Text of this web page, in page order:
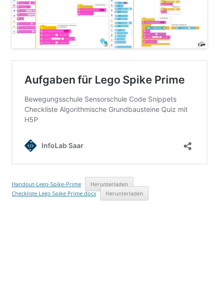
Handout-Lego-Spike-Prime
Herunterladen
Checkliste Lego Spike Prime.docx
Herunterladen